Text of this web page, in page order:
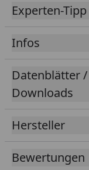
Experten-Tipp
Infos
Datenblätter
Downloads
Hersteller
Bewertungen